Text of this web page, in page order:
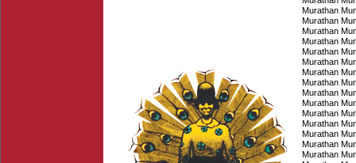
Murathan
Murathan
Murathan
Murathan
Murathan
Murathan
Murathan
Murathan
Murathan
Murathan
Murathan
Murathan
Murathan
Murathan
Murathan